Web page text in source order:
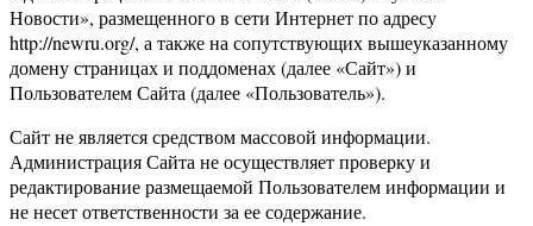
Новости», размещенного в сети Интернет по адресу
http://newru.org/, а также на сопутствующих вышеуказанному
домену страницах и поддоменах (далее «Сайт») и
Пользователем Сайта (далее «Пользователь»).
Сайт не является средством массовой информации.
Администрация Сайта не осуществляет проверку и
редактирование размещаемой Пользователем информации и
не несет ответственности за ее содержание.